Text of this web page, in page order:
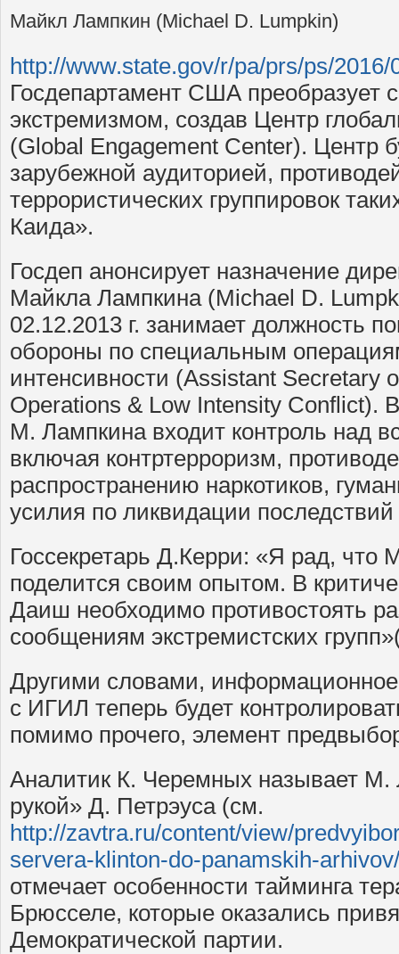
Майкл Лампкин (Michael D. Lumpkin)
http://www.state.gov/r/pa/prs/ps/2016/
Госдепартамент США преобразует
экстремизмом, создав Центр
(Global Engagement Center). Центр
зарубежной аудиторией,
террористических группировок
Каида».
Госдеп анонсирует назначение
Майкла Лампкина (Michael D.
02.12.2013 г. занимает должность
обороны по специальным
интенсивности (Assistant Secretary
Operations & Low Intensity Conflict).
М. Лампкина входит контроль над
включая контртерроризм,
распространению наркотиков,
усилия по ликвидации
Госсекретарь Д.Керри: «Я рад, что
поделится своим опытом. В
Даиш необходимо противостоять
сообщениям экстремистских
Другими словами,
с ИГИЛ теперь будет
помимо прочего, элемент
Аналитик К. Черемных называет М.
рукой» Д. Петрэуса (см.
http://zavtra.ru/content/view/
servera-klinton-do-panamskih-arhivov/
отмечает особенности тайминга
Брюсселе, которые оказались
Демократической партии.